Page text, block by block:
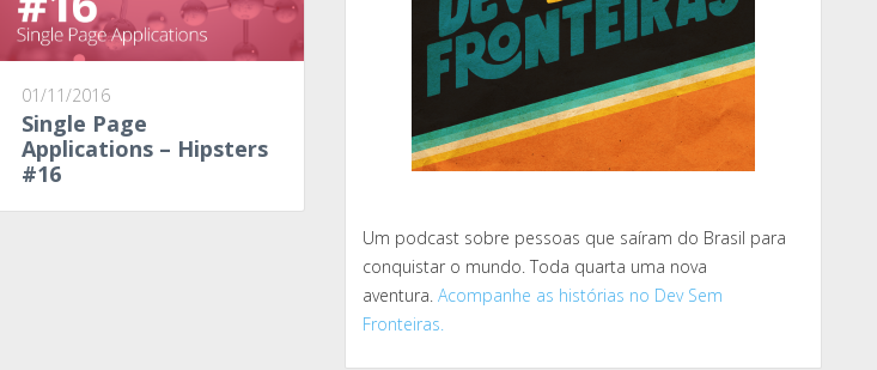
01/11/2016
Single Page
Applications – Hipsters
#16
Um podcast sobre pessoas que saíram do Brasil para
conquistar o mundo. Toda quarta uma nova
aventura.Acompanhe as histórias no Dev Sem
Fronteiras.